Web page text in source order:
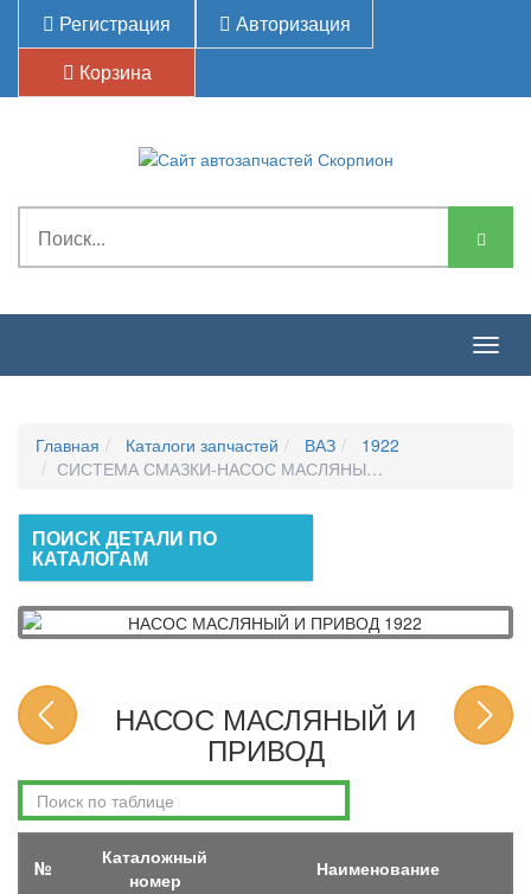
Регистрация
Авторизация
Корзина
Главная Каталоги запчастей ВАЗ
1922
СИСТЕМА СМАЗКИ-НАСОС МАСЛЯНЫЙ И ПРИВОД
ПОИСК ДЕТАЛИ ПО
КАТАЛОГАМ
НАСОС МАСЛЯНЫЙ И
ПРИВОД
№
Каталожный
номер
Наименование